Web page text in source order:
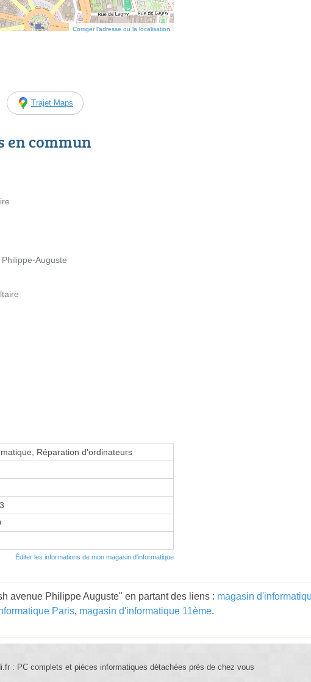
Corriger l’adresse ou la localisation
Trajet Maps
commun
Auguste
Réparation d'ordinateurs
Éditer les informations de mon magasin d'informatique
avenue Philippe Auguste" en partant des liens : magasin
Paris, magasin d'informatique 11ème.
: PC complets et pièces informatiques détachées près de chez vous